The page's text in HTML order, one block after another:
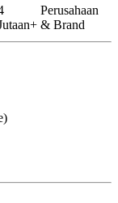
Perusahaan
& Brand